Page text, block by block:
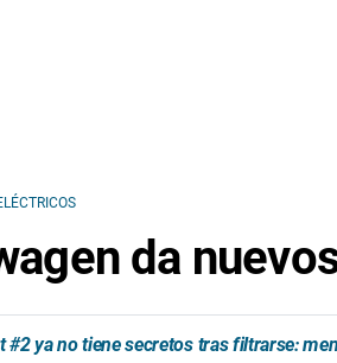
da
#2 ya no tiene secretos tras filtrarse: